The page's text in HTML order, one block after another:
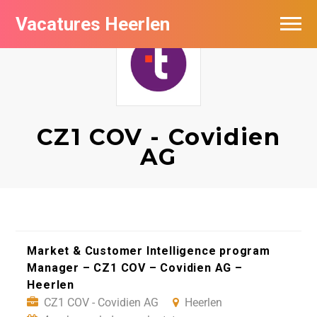
Vacatures Heerlen
CZ1 COV - Covidien
AG
Market & Customer Intelligence program
Manager – CZ1 COV – Covidien AG –
Heerlen
CZ1 COV - Covidien AG
Heerlen
Vacatures per bedrijf in Heerlen
De populairste vacatures in Heerlen